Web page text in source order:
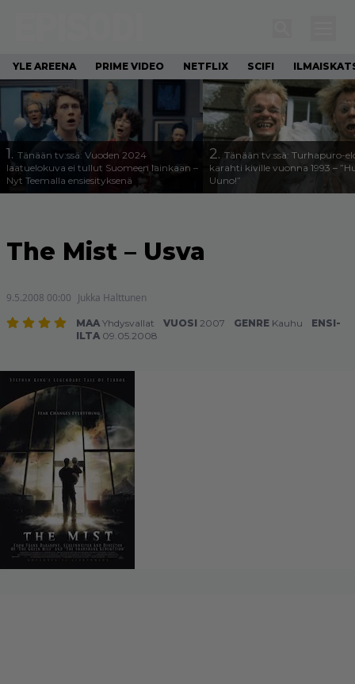
YLE AREENA PRIME VIDEO NETFLIX SCIFI
1. Tänään tv:ssä: Vuoden 2024
laatuelokuva ei tullut Suomeen lainkaan –
Nyt Teemalla ensiesityksenä
2. Tänään tv:ssä: Turhapuro-
karahti kiville vuonna 1993 –
Uuno!”
The Mist – Usva
9.5.2008 00:00 Jukka Halttunen
MAA Yhdysvallat VUOSI 2007 GENRE Kauhu
ENSI-
ILTA 09.05.2008